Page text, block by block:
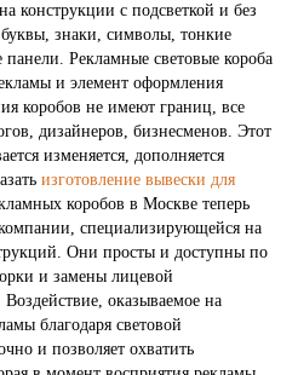
конструкции с подсветкой и без
знаки, символы, тонкие
панели. Рекламные световые короба
и элемент оформления
коробов не имеют границ, все
дизайнеров, бизнесменов. Этот
изменяется, дополняется
изготовление вывески для
коробов в Москве теперь
специализирующейся на
Они просты и доступны по
и замены лицевой
оказываемое на
благодаря световой
и позволяет охватить